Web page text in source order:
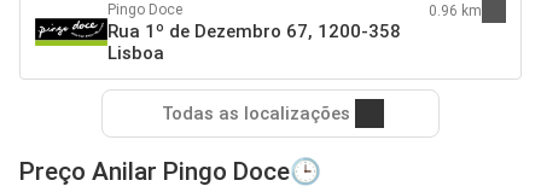
Pingo Doce
Rua 1º de Dezembro 67, 1200-358
Lisboa
0.96 km
Todas as localizações
Preço Anilar Pingo Doce🕒